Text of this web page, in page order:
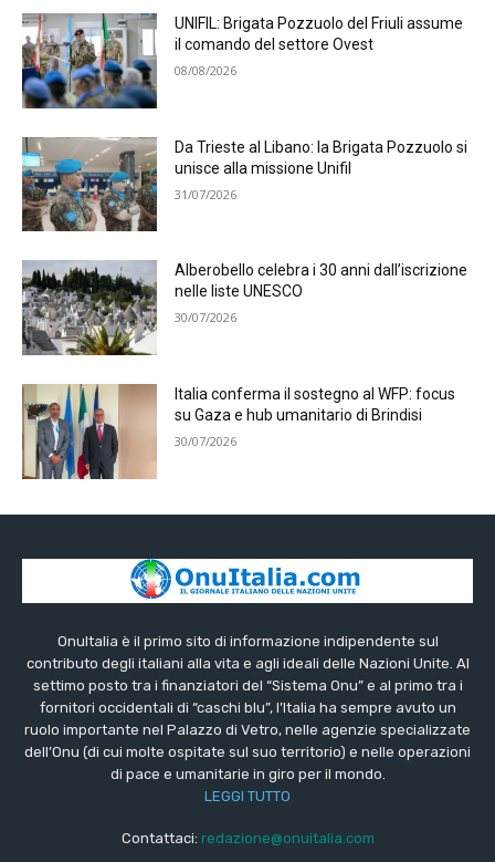
UNIFIL: Brigata Pozzuolo del Friuli assume
il comando del settore Ovest
08/08/2026
Da Trieste al Libano: la Brigata Pozzuolo si
unisce alla missione Unifil
31/07/2026
Alberobello celebra i 30 anni dall’iscrizione
nelle liste UNESCO
30/07/2026
Italia conferma il sostegno al WFP: focus
su Gaza e hub umanitario di Brindisi
30/07/2026
OnuItalia è il primo sito di informazione indipendente sul
contributo degli italiani alla vita e agli ideali delle Nazioni Unite. Al
settimo posto tra i finanziatori del “Sistema Onu” e al primo tra i
fornitori occidentali di “caschi blu”, l’Italia ha sempre avuto un
ruolo importante nel Palazzo di Vetro, nelle agenzie specializzate
dell’Onu (di cui molte ospitate sul suo territorio) e nelle operazioni
di pace e umanitarie in giro per il mondo.
LEGGI TUTTO
Contattaci: redazione@onuitalia.com